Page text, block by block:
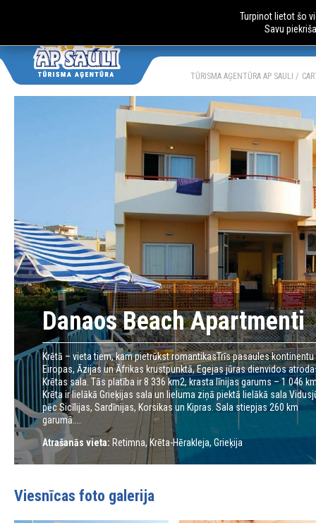
AUTOBUSU
TŪRISMA AĢENTŪRA AP SAULI
Danaos Beach Apartmenti
Krētā – vieta tiem, kam pietrūkst romantikasTrīs pasaules kontinentu
Eiropas, Āzijas un Āfrikas krustpunktā, Egejas jūras dienvidos
Krētas sala. Tās platība ir 8 336 km2, krasta līnijas garums – 1 046
Krēta ir lielākā Grieķijas sala un lieluma ziņā piektā lielākā sala
pēc Sicīlijas, Sardīnijas, Korsikas un Kipras. Sala stiepjas 260 km
garumā....
Atrašanās vieta: Retimna, Krēta-Hērakleja, Grieķija
Viesnīcas foto galerija
Turpinot lietot šo
Savu